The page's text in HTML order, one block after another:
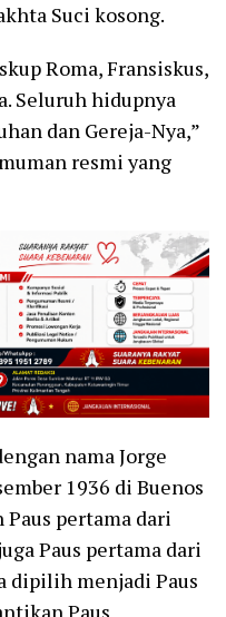
Suci kosong.
Roma, Fransiskus,
Seluruh hidupnya
dan Gereja-Nya,”
resmi yang
nama Jorge
1936 di Buenos
pertama dari
Paus pertama dari
dipilih menjadi Paus
Paus